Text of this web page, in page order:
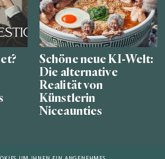
Schöne neue KI-Welt:
Die alternative
Realität von
Künstlerin
Niceaunties